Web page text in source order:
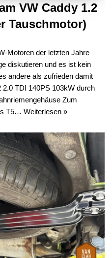
VW Caddy 1.2
Tauschmotor)
Motoren der letzten Jahre
diskutieren und es ist kein
andere als zufrieden damit
TDI 140PS 103kW durch
Zum
T5… Weiterlesen »